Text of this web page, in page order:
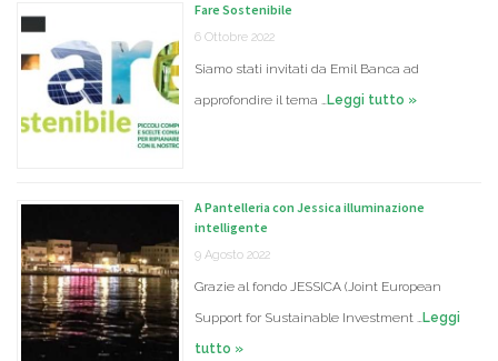
Fare Sostenibile
6 Ottobre 2022
Siamo stati invitati da Emil Banca ad
approfondire il tema …Leggi tutto »
A Pantelleria con Jessica illuminazione
intelligente
9 Agosto 2022
Grazie al fondo JESSICA (Joint European
Support for Sustainable Investment …Leggi
tutto »